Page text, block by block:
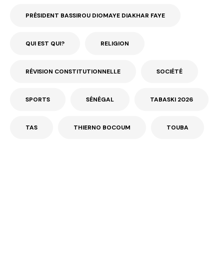
PRÉSIDENT BASSIROU DIOMAYE DIAKHAR FAYE
QUI EST QUI? RELIGION
RÉVISION CONSTITUTIONNELLE SOCIÉTÉ
SPORTS SÉNÉGAL TABASKI 2026
TAS THIERNO BOCOUM TOUBA